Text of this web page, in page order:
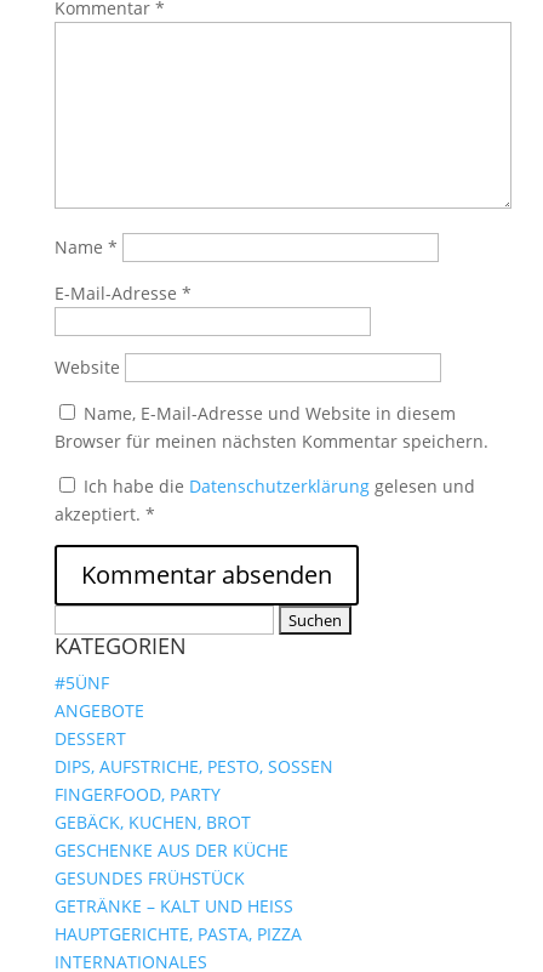
Kommentar *
Name *
E-Mail-Adresse *
Website
Name, E-Mail-Adresse und Website in diesem
Browser für meinen nächsten Kommentar speichern.
Ich habe die Datenschutzerklärung gelesen und
akzeptiert. *
nach:
KATEGORIEN
#5ÜNF
ANGEBOTE
DESSERT
DIPS, AUFSTRICHE, PESTO, SOSSEN
FINGERFOOD, PARTY
GEBÄCK, KUCHEN, BROT
GESCHENKE AUS DER KÜCHE
GESUNDES FRÜHSTÜCK
GETRÄNKE – KALT UND HEISS
HAUPTGERICHTE, PASTA, PIZZA
INTERNATIONALES